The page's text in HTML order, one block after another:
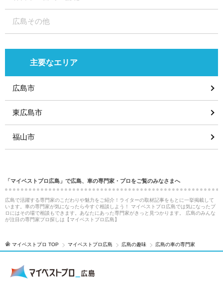
広島その他
主要なエリア
広島市
東広島市
福山市
「マイベストプロ広島」で広島、車の専門家・プロをご覧のみなさまへ
広島で活躍する専門家のこだわりや魅力をご紹介！ライターの取材記事をもとに一挙掲載して
います。車の専門家が気になったら今すぐ相談しよう！ マイベストプロ広島では気になったプ
ロにはその場で相談もできます。あなたにあった専門家がきっと見つかります。 広島のみんな
が注目の専門家プロ探しは【マイベストプロ広島】
マイベストプロ TOP マイベストプロ広島 広島の趣味 広島の車の専門家